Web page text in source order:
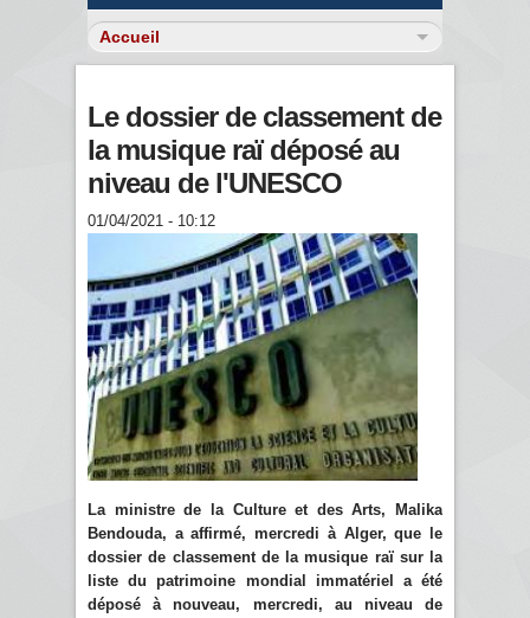
Le dossier de classement de
la musique raï déposé au
niveau de l'UNESCO
01/04/2021 - 10:12
La ministre de la Culture et des Arts, Malika
Bendouda, a affirmé, mercredi à Alger, que le
dossier de classement de la musique raï sur la
liste du patrimoine mondial immatériel a été
déposé à nouveau, mercredi, au niveau de